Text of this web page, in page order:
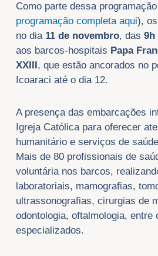
Como parte dessa
programação completa aqui),
no dia 11 de novembro, das 9h
aos barcos-hospitais Papa
XXIII, que estão ancorados no
Icoaraci até o dia 12.
A presença das embarcações
Igreja Católica para oferecer
humanitário e serviços de
Mais de 80 profissionais de
voluntária nos barcos,
laboratoriais, mamografias,
ultrassonografias, cirurgias de
odontologia, oftalmologia, entre
especializados.